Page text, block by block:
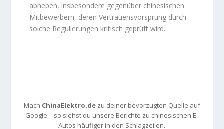
abheben, insbesondere gegenüber chinesischen
Mitbewerbern, deren Vertrauensvorsprung durch
solche Regulierungen kritisch geprüft wird.
Mach ChinaElektro.dezu deiner bevorzugten Quelle auf
Google – so siehst du unsere Berichte zu chinesischen E-
Autos häufiger in den Schlagzeilen.